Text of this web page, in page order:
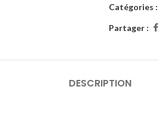
Catégories :
Partager :
DESCRIPTION